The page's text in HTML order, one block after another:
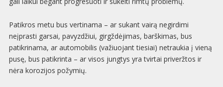
Patikros metu bus vertinama – ar sukant vairą negirdimi
neįprasti garsai, pavyzdžiui, girgždėjimas, barškimas, bus
patikrinama, ar automobilis (važiuojant tiesiai) netraukia į vieną
pusę, bus patikrinta – ar visos jungtys yra tvirtai priveržtos ir
nėra korozijos požymių.